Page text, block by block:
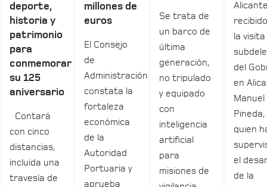
deporte,
historia y
patrimonio
para
conmemorar
su 125
aniversario
Contará
con cinco
distancias,
incluida una
travesía de
millones de
euros
El Consejo
de
Administración
constata la
fortaleza
económica
de la
Autoridad
Portuaria y
aprueba
Se trata de
un barco de
última
generación,
no tripulado
y equipado
con
inteligencia
artificial
para
misiones de
la
del
en
Manuel
Pineda,
quien
el
de la